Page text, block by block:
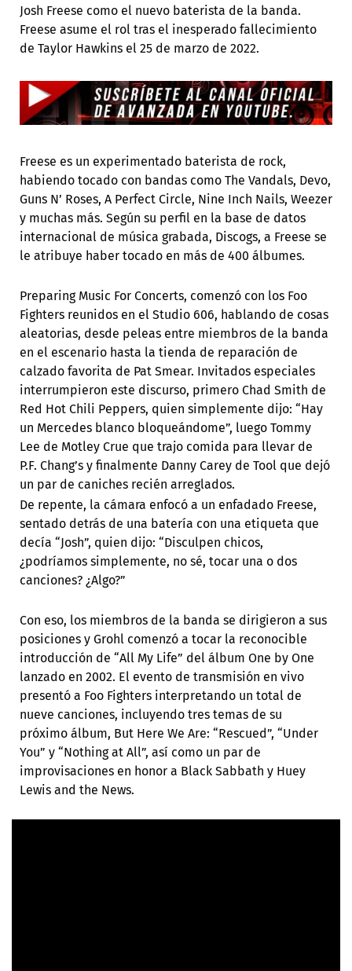
Josh Freese como el nuevo baterista de la banda.
Freese asume el rol tras el inesperado fallecimiento
de Taylor Hawkins el 25 de marzo de 2022.
Freese es un experimentado baterista de rock,
habiendo tocado con bandas como The Vandals, Devo,
Guns N’ Roses, A Perfect Circle, Nine Inch Nails, Weezer
y muchas más. Según su perfil en la base de datos
internacional de música grabada, Discogs, a Freese se
le atribuye haber tocado en más de 400 álbumes.
Preparing Music For Concerts, comenzó con los Foo
Fighters reunidos en el Studio 606, hablando de cosas
aleatorias, desde peleas entre miembros de la banda
en el escenario hasta la tienda de reparación de
calzado favorita de Pat Smear. Invitados especiales
interrumpieron este discurso, primero Chad Smith de
Red Hot Chili Peppers, quien simplemente dijo: “Hay
un Mercedes blanco bloqueándome”, luego Tommy
Lee de Motley Crue que trajo comida para llevar de
P.F. Chang’s y finalmente Danny Carey de Tool que dejó
un par de caniches recién arreglados.
De repente, la cámara enfocó a un enfadado Freese,
sentado detrás de una batería con una etiqueta que
decía “Josh”, quien dijo: “Disculpen chicos,
¿podríamos simplemente, no sé, tocar una o dos
canciones? ¿Algo?”
Con eso, los miembros de la banda se dirigieron a sus
posiciones y Grohl comenzó a tocar la reconocible
introducción de “All My Life” del álbum One by One
lanzado en 2002. El evento de transmisión en vivo
presentó a Foo Fighters interpretando un total de
nueve canciones, incluyendo tres temas de su
próximo álbum, But Here We Are: “Rescued”, “Under
You” y “Nothing at All”, así como un par de
improvisaciones en honor a Black Sabbath y Huey
Lewis and the News.